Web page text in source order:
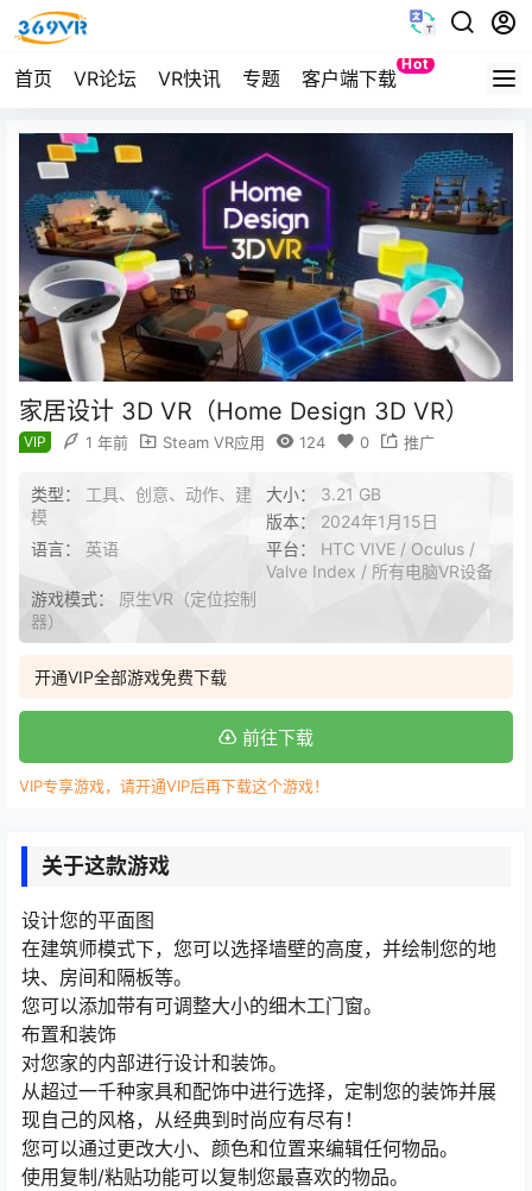
首页 VR论坛 VR快讯 专题 客户端下载
Hot
Quest
家居设计 3D VR（Home Design 3D VR）
VIP 1 年前 Steam VR应用 124 0 推广
类型： 工具、创意、动作、建
模
大小： 3.21 GB
版本： 2024年1月15日
语言： 英语 平台： HTC VIVE / Oculus /
Valve Index / 所有电脑VR设备
游戏模式： 原生VR（定位控制
器）
开通VIP全部游戏免费下载
前往下载
VIP专享游戏，请开通VIP后再下载这个游戏！
关于这款游戏
设计您的平面图
在建筑师模式下，您可以选择墙壁的高度，并绘制您的地
块、房间和隔板等。
您可以添加带有可调整大小的细木工门窗。
布置和装饰
对您家的内部进行设计和装饰。
从超过一千种家具和配饰中进行选择，定制您的装饰并展
现自己的风格，从经典到时尚应有尽有！
您可以通过更改大小、颜色和位置来编辑任何物品。
使用复制/粘贴功能可以复制您最喜欢的物品。